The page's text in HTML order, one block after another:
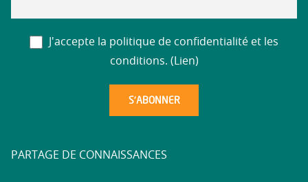
J'accepte la politique de confidentialité et les
conditions. ( Lien)
PARTAGE DE CONNAISSANCES